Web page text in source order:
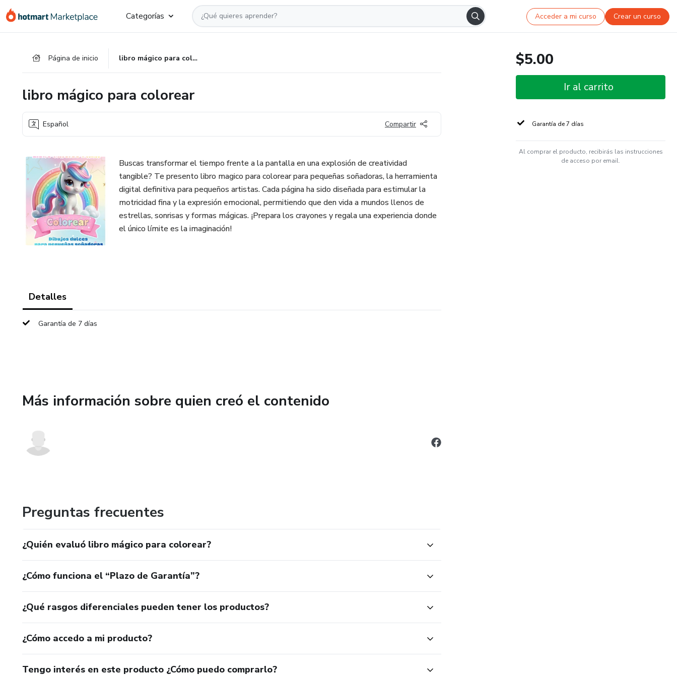
Categorías Acceder a mi curso Crear un curso
Página de inicio libro mágico para colorear
libro mágico para colorear
Español Compartir
Buscas transformar el tiempo frente a la pantalla en una explosión de creatividad
tangible? Te presento libro magico para colorear para pequeñas soñadoras, la herramienta
digital definitiva para pequeños artistas. Cada página ha sido diseñada para estimular la
motricidad fina y la expresión emocional, permitiendo que den vida a mundos llenos de
estrellas, sonrisas y formas mágicas. ¡Prepara los crayones y regala una experiencia donde
el único límite es la imaginación!
Detalles
Garantía de 7 días
Más información sobre quien creó el contenido
Preguntas frecuentes
¿Quién evaluó libro mágico para colorear?
¿Cómo funciona el “Plazo de Garantía”?
¿Qué rasgos diferenciales pueden tener los productos?
¿Cómo accedo a mi producto?
Tengo interés en este producto ¿Cómo puedo comprarlo?
$5.00
Ir al carrito
Garantía de 7 días
Al comprar el producto, recibirás las instrucciones
de acceso por email.